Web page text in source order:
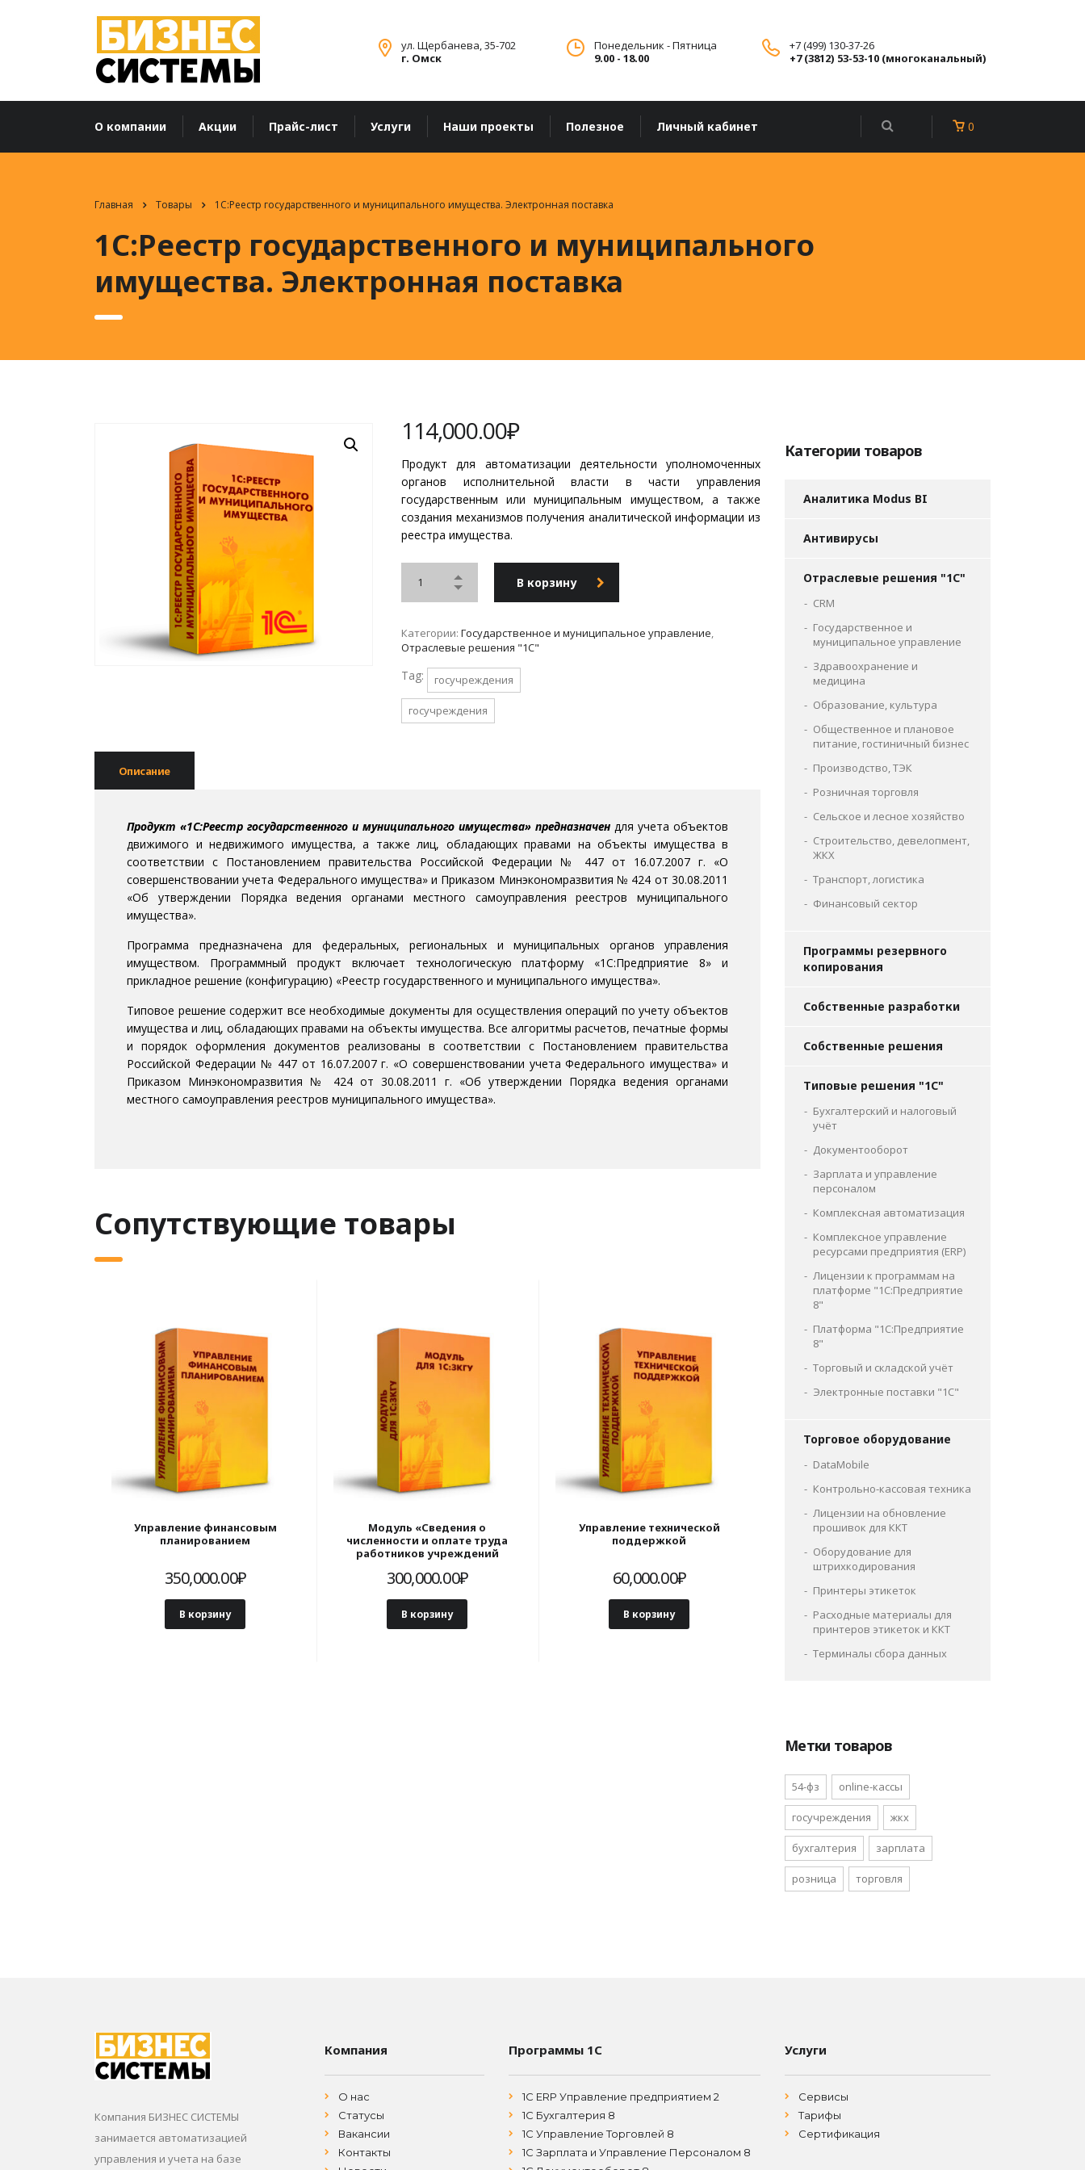
+7 (499) 130-37-26
+7 (3812) 53-53-10 (многоканальный)
Понедельник - Пятница
9.00 - 18.00
ул. Щербанева, 35-702
г. Омск
О компании Акции Прайс-лист Услуги Наши проекты Полезное Личный кабинет 0
Главная Товары 1С:Реестр государственного и муниципального имущества. Электронная поставка
1С:Реестр государственного и муниципального
имущества. Электронная поставка
114,000.00₽
Продукт для автоматизации деятельности уполномоченных
органов исполнительной власти в части управления
государственным или муниципальным имуществом, а также
создания механизмов получения аналитической информации из
реестра имущества.
В корзину
Категории: Государственное и муниципальное управление,
Отраслевые решения "1С"
Tag: госучреждения
госучреждения
Описание
Продукт «1С:Реестр государственного и муниципального имущества» предназначен для учета объектов
движимого и недвижимого имущества, а также лиц, обладающих правами на объекты имущества в
соответствии с Постановлением правительства Российской Федерации № 447 от 16.07.2007 г. «О
совершенствовании учета Федерального имущества» и Приказом Минэкономразвития № 424 от 30.08.2011
«Об утверждении Порядка ведения органами местного самоуправления реестров муниципального
имущества».
Программа предназначена для федеральных, региональных и муниципальных органов управления
имуществом. Программный продукт включает технологическую платформу «1С:Предприятие 8» и
прикладное решение (конфигурацию) «Реестр государственного и муниципального имущества».
Типовое решение содержит все необходимые документы для осуществления операций по учету объектов
имущества и лиц, обладающих правами на объекты имущества. Все алгоритмы расчетов, печатные формы
и порядок оформления документов реализованы в соответствии с Постановлением правительства
Российской Федерации № 447 от 16.07.2007 г. «О совершенствовании учета Федерального имущества» и
Приказом Минэкономразвития № 424 от 30.08.2011 г. «Об утверждении Порядка ведения органами
местного самоуправления реестров муниципального имущества».
Сопутствующие товары
Управление финансовым
планированием
350,000.00₽
В корзину
Модуль «Сведения о
численности и оплате труда
работников учреждений
достижения показателей
300,000.00₽
В корзину
Управление технической
поддержкой
60,000.00₽
В корзину
Категории товаров
Аналитика Modus BI
Антивирусы
Отраслевые решения "1С"
CRM
Государственное и
муниципальное управление
Здравоохранение и
медицина
Образование, культура
Общественное и плановое
питание, гостиничный бизнес
Производство, ТЭК
Розничная торговля
Сельское и лесное хозяйство
Строительство, девелопмент,
ЖКХ
Транспорт, логистика
Финансовый сектор
Программы резервного
копирования
Собственные разработки
Собственные решения
Типовые решения "1С"
Бухгалтерский и налоговый
учёт
Документооборот
Зарплата и управление
персоналом
Комплексная автоматизация
Комплексное управление
ресурсами предприятия (ERP)
Лицензии к программам на
платформе "1С:Предприятие
8"
Платформа "1С:Предприятие
8"
Торговый и складской учёт
Электронные поставки "1С"
Торговое оборудование
DataMobile
Контрольно-кассовая техника
Лицензии на обновление
прошивок для ККТ
Оборудование для
штрихкодирования
Принтеры этикеток
Расходные материалы для
принтеров этикеток и ККТ
Терминалы сбора данных
Метки товаров
54-фз online-кассы
госучреждения жкх
бухгалтерия зарплата
розница торговля
Компания БИЗНЕС СИСТЕМЫ
занимается автоматизацией
управления и учета на базе
Компания
О нас
Статусы
Вакансии
Контакты
Программы 1С
1С ERP Управление предприятием 2
1С Бухгалтерия 8
1С Управление Торговлей 8
1С Зарплата и Управление Персоналом 8
Услуги
Сервисы
Тарифы
Сертификация